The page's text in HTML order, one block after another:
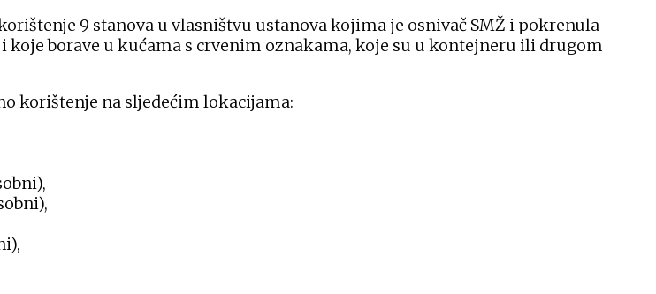
9 stanova u vlasništvu ustanova kojima je osnivač SMŽ i pokrenula
borave u kućama s crvenim oznakama, koje su u kontejneru ili drugom
korištenje na sljedećim lokacijama: